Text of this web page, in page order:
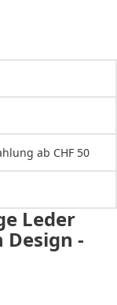
ab CHF 50
Leder
Design -